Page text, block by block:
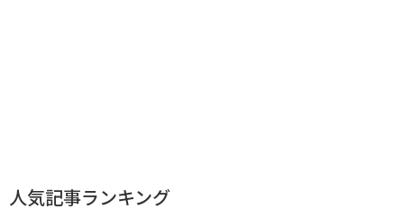
人気記事ランキング